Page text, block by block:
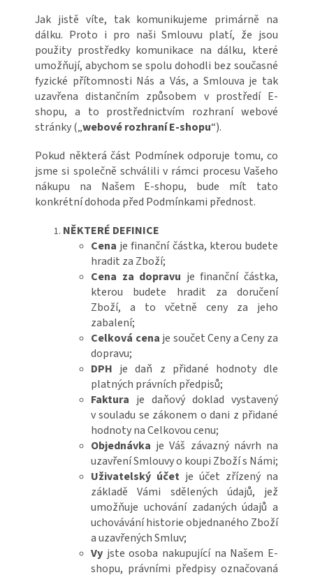
Jak jistě víte, tak komunikujeme primárně na
dálku. Proto i pro naši Smlouvu platí, že jsou
použity prostředky komunikace na dálku, které
umožňují, abychom se spolu dohodli bez současné
fyzické přítomnosti Nás a Vás, a Smlouva je tak
uzavřena distančním způsobem v prostředí E-
shopu, a to prostřednictvím rozhraní webové
stránky („webové rozhraní E-shopu“).
Pokud některá část Podmínek odporuje tomu, co
jsme si společně schválili v rámci procesu Vašeho
nákupu na Našem E-shopu, bude mít tato
konkrétní dohoda před Podmínkami přednost.
NĚKTERÉ DEFINICE
Cena je finanční částka, kterou budete
hradit za Zboží;
Cena za dopravu je finanční částka,
kterou budete hradit za doručení
Zboží, a to včetně ceny za jeho
zabalení;
Celková cena je součet Ceny a Ceny za
dopravu;
DPH je daň z přidané hodnoty dle
platných právních předpisů;
Faktura je daňový doklad vystavený
v souladu se zákonem o dani z přidané
hodnoty na Celkovou cenu;
Objednávka je Váš závazný návrh na
uzavření Smlouvy o koupi Zboží s Námi;
Uživatelský účet je účet zřízený na
základě Vámi sdělených údajů, jež
umožňuje uchování zadaných údajů a
uchovávání historie objednaného Zboží
a uzavřených Smluv;
Vy jste osoba nakupující na Našem E-
shopu, právními předpisy označovaná